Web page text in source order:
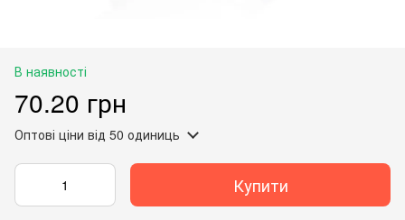
В наявності
70.20 грн
Оптові ціни від 50 одиниць
Купити